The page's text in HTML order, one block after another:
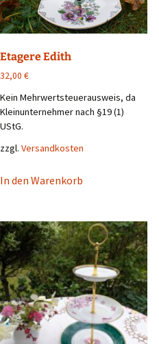
Etagere Edith
32,00 €
Kein Mehrwertsteuerausweis, da
Kleinunternehmer nach §19 (1)
UStG.
zzgl. Versandkosten
In den Warenkorb